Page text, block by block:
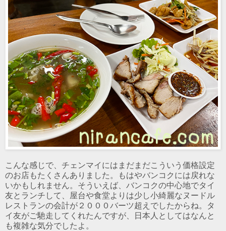
こんな感じで、チェンマイにはまだまだこういう価格設定
のお店もたくさんありました。もはやバンコクには戻れな
いかもしれません。そういえば、バンコクの中心地でタイ
友とランチして、屋台や食堂よりは少し小綺麗なヌードル
レストランの会計が２０００バーツ超えでしたからね。タ
イ友がご馳走してくれたんですが、日本人としてはなんと
も複雑な気分でしたよ。